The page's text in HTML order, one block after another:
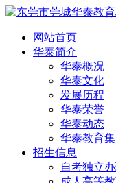
网站首页
华泰简介
华泰概况
华泰文化
发展历程
华泰荣誉
华泰动态
华泰教育
招生信息
自考独立